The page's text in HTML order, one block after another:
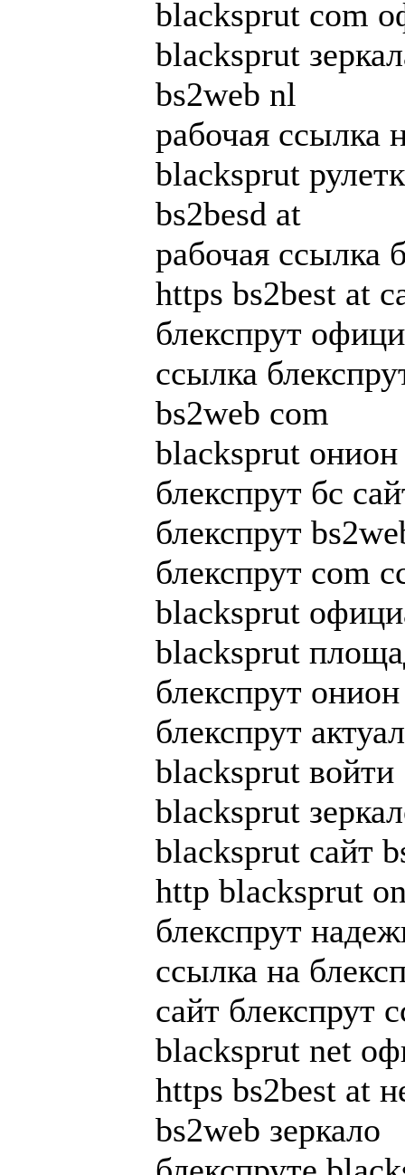
blacksprut com
blacksprut
bs2web nl
рабочая ссылка
blacksprut
bs2besd at
рабочая ссылка
https bs2best at
блекспрут
ссылка
bs2web com
blacksprut онион
блекспрут бс
блекспрут
блекспрут com
blacksprut
blacksprut
блекспрут онион
блекспрут
blacksprut войти
blacksprut
blacksprut сайт
http blacksprut
блекспрут
ссылка на
сайт блекспрут
blacksprut net
https bs2best at
bs2web зеркало